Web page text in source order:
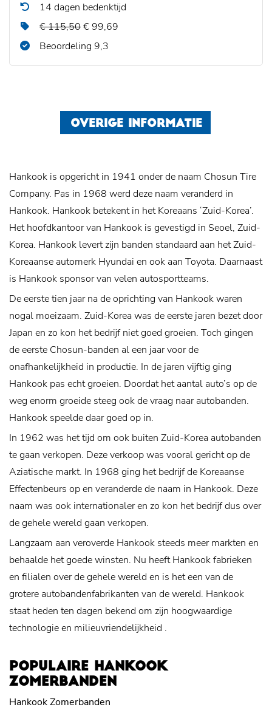
14 dagen bedenktijd
€ 115,50€ 99,69
Beoordeling 9,3
OVERIGE INFORMATIE
Hankook is opgericht in 1941 onder de naam Chosun Tire
Company. Pas in 1968 werd deze naam veranderd in
Hankook. Hankook betekent in het Koreaans ‘Zuid-Korea’.
Het hoofdkantoor van Hankook is gevestigd in Seoel, Zuid-
Korea. Hankook levert zijn banden standaard aan het Zuid-
Koreaanse automerk Hyundai en ook aan Toyota. Daarnaast
is Hankook sponsor van velen autosportteams.
De eerste tien jaar na de oprichting van Hankook waren
nogal moeizaam. Zuid-Korea was de eerste jaren bezet door
Japan en zo kon het bedrijf niet goed groeien. Toch gingen
de eerste Chosun-banden al een jaar voor de
onafhankelijkheid in productie. In de jaren vijftig ging
Hankook pas echt groeien. Doordat het aantal auto’s op de
weg enorm groeide steeg ook de vraag naar autobanden.
Hankook speelde daar goed op in.
In 1962 was het tijd om ook buiten Zuid-Korea autobanden
te gaan verkopen. Deze verkoop was vooral gericht op de
Aziatische markt. In 1968 ging het bedrijf de Koreaanse
Effectenbeurs op en veranderde de naam in Hankook. Deze
naam was ook internationaler en zo kon het bedrijf dus over
de gehele wereld gaan verkopen.
Langzaam aan veroverde Hankook steeds meer markten en
behaalde het goede winsten. Nu heeft Hankook fabrieken
en filialen over de gehele wereld en is het een van de
grotere autobandenfabrikanten van de wereld. Hankook
staat heden ten dagen bekend om zijn hoogwaardige
technologie en milieuvriendelijkheid .
POPULAIRE HANKOOK
ZOMERBANDEN
Hankook Zomerbanden